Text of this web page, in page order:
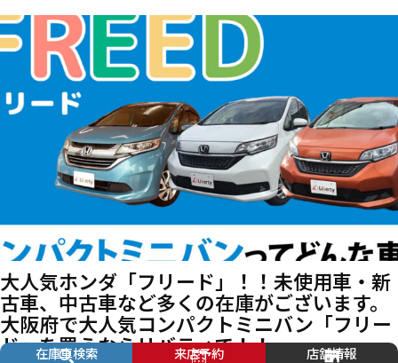
大人気ホンダ「フリード」！！未使用車・新
古車、中古車など多くの在庫がございます。
大阪府で大人気コンパクトミニバン「フリー
ド」を買うならリバティで！！
在庫車検索 来店予約 店舗情報